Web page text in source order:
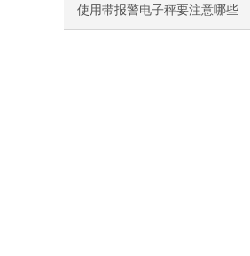
使用带报警电子秤要注意哪些